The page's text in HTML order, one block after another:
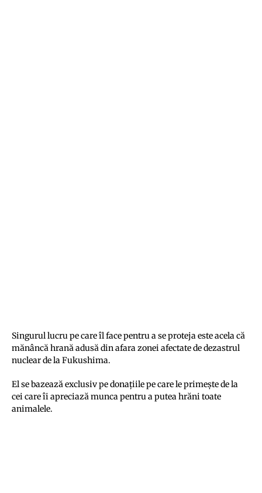
Singurul lucru pe care îl face pentru a se proteja este acela că
mănâncă hrană adusă din afara zonei afectate de dezastrul
nuclear de la Fukushima.
El se bazează exclusiv pe donaţiile pe care le primeşte de la
cei care îi apreciază munca pentru a putea hrăni toate
animalele.